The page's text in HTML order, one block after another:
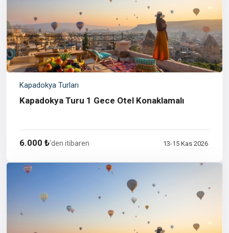
Kapadokya Turları
Kapadokya Turu 1 Gece Otel Konaklamalı
6.000 ₺'den itibaren 13-15 Kas 2026